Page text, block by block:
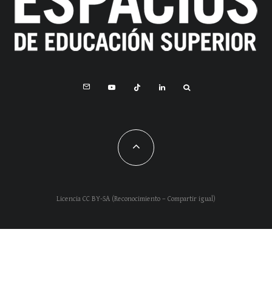
Licencia CC BY-SA (Reconocimiento – Compartir igual)